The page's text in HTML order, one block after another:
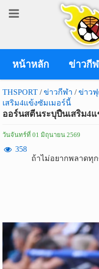
หน้าหลัก ข่าวกี
THSPORT / ข่าวกีฬา / ข่าวฟุ
เสริม4แข้งซัมเมอร์นี้
ออร์นสตีนระบุปืนเสริม4
วันจันทร์ที่ 01 มิถุนายน 2569
358
ถ้าไม่อยากพลาดทุ
เข้า
เข้าสู่ระบบ
เข้าสู่ระบบด้วย facebook
สมัคร
สมาชิก
ข่าว
บอล
ไทย